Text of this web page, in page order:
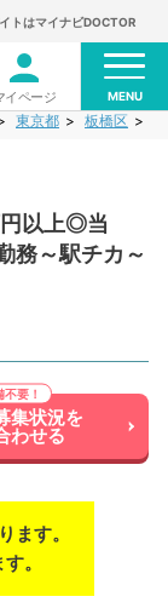
トはマイナビDOCTOR
イページ MENU
東京都 板橋区
円以上◎当
務～駅チカ～
集状況を
わせる
ます。
。